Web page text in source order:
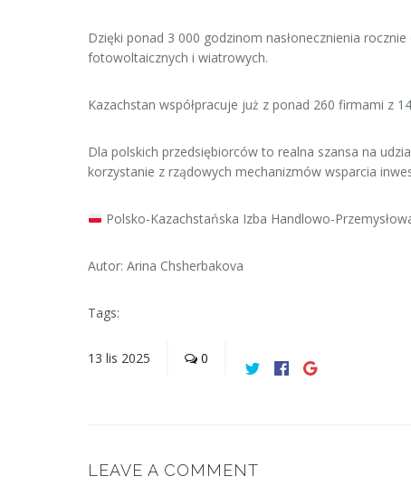
Dzięki ponad 3 000 godzinom nasłonecznienia
fotowoltaicznych i wiatrowych.
Kazachstan współpracuje już z ponad 260 firmami z
Dla polskich przedsiębiorców to realna szansa na
korzystanie z rządowych mechanizmów wsparcia
Polsko-Kazachstańska Izba Handlowo-
Autor: Arina Chsherbakova
Tags:
13 lis 2025 0
LEAVE A COMMENT